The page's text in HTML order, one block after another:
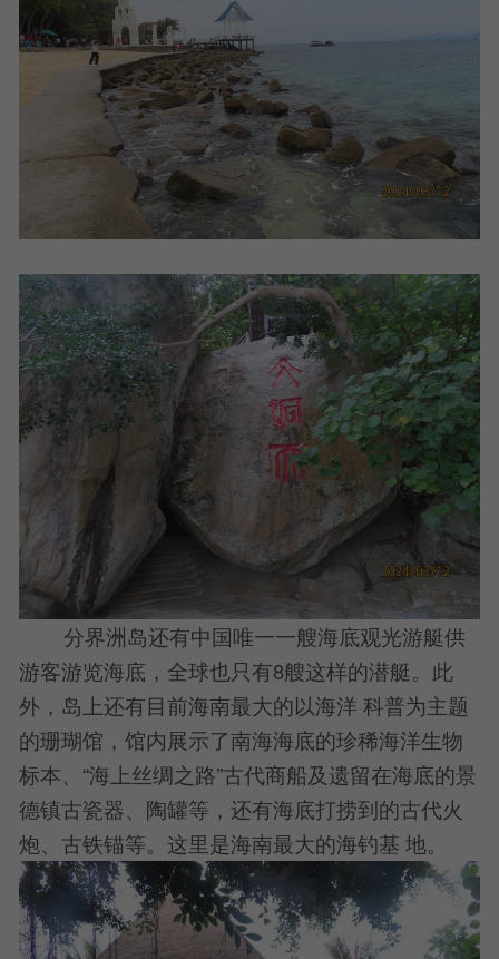
分界洲岛还有中国唯一一艘海底观光游艇供
游客游览海底，全球也只有8艘这样的潜艇。此
外，岛上还有目前海南最大的以海洋 科普为主题
的珊瑚馆，馆内展示了南海海底的珍稀海洋生物
标本、“海上丝绸之路”古代商船及遗留在海底的景
德镇古瓷器、陶罐等，还有海底打捞到的古代火
炮、古铁锚等。这里是海南最大的海钓基 地。